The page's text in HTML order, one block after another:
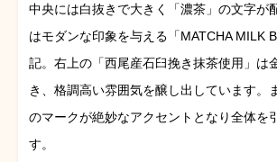
中央には白抜きで大きく「濃茶」の文字が
はモダンな印象を与える「MATCHA MILK
記。右上の「西尾産石臼挽き抹茶使用」は
き、格調高い雰囲気を醸し出しています。
のマークが絶妙なアクセントとなり全体を
す。